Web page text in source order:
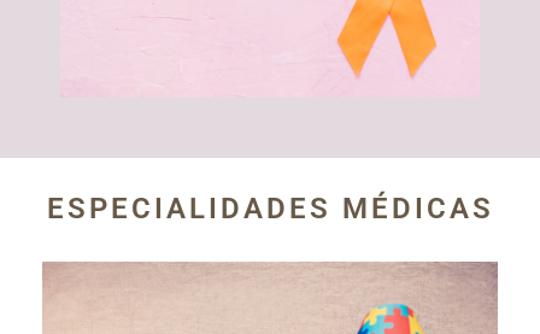
ESPECIALIDADES MÉDICAS